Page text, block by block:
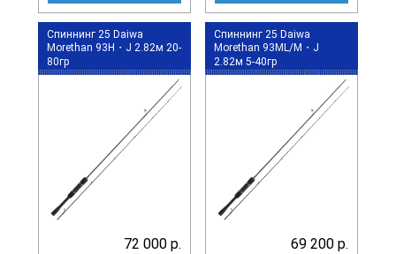
Спиннинг 25 Daiwa
Morethan 93H・J 2.82м 20-
80гр
72 000 р.
Спиннинг 25 Daiwa
Morethan 93ML/M・J
2.82м 5-40гр
69 200 р.